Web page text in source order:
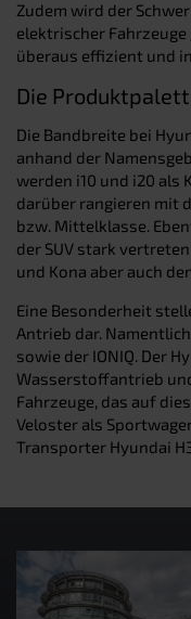
Zudem wird der
elektrischer
überaus effizient und
Die
Die Bandbreite bei
anhand der
werden i10 und i20 als
darüber rangieren mit
bzw. Mittelklasse.
der SUV stark
und Kona aber auch
Eine Besonderheit
Antrieb dar.
sowie der IONIQ. Der
Wasserstoffantrieb
Fahrzeuge, das auf
Veloster als
Transporter Hyundai